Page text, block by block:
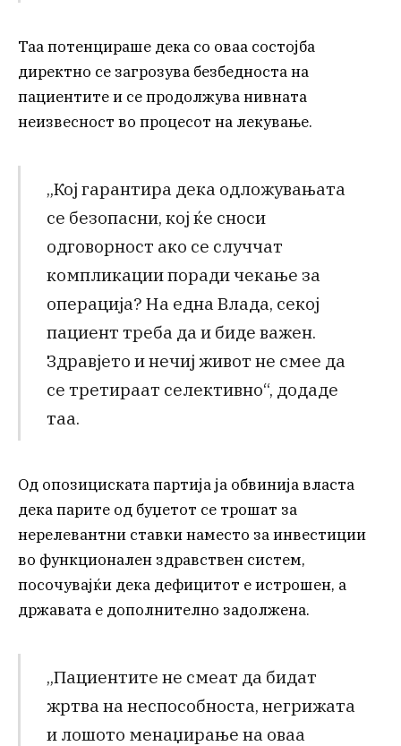
Таа потенцираше дека со оваа состојба
директно се загрозува безбедноста на
пациентите и се продолжува нивната
неизвесност во процесот на лекување.
„Кој гарантира дека одложувањата
се безопасни, кој ќе сноси
одговорност ако се случчат
компликации поради чекање за
операција? На една Влада, секој
пациент треба да и биде важен.
Здравјето и нечиј живот не смее да
се третираат селективно“, додаде
таа.
Од опозициската партија ја обвинија власта
дека парите од буџетот се трошат за
нерелевантни ставки наместо за инвестиции
во функционален здравствен систем,
посочувајќи дека дефицитот е истрошен, а
државата е дополнително задолжена.
„Пациентите не смеат да бидат
жртва на неспособноста, негрижата
и лошото менаџирање на оваа